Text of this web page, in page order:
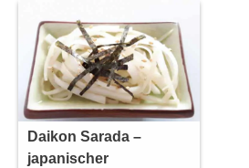
Daikon Sarada –
japanischer